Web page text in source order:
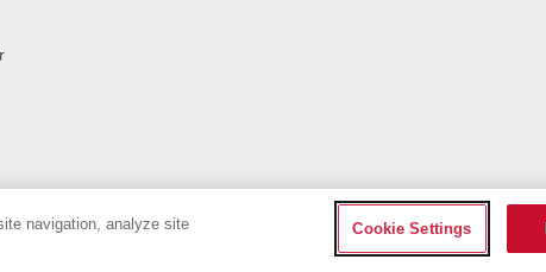
navigation, analyze site
Cookie Settings